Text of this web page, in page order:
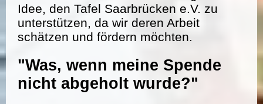
Idee, den Tafel Saarbrücken e.V. zu
unterstützen, da wir deren Arbeit
schätzen und fördern möchten.
"Was, wenn meine Spende
nicht abgeholt wurde?"